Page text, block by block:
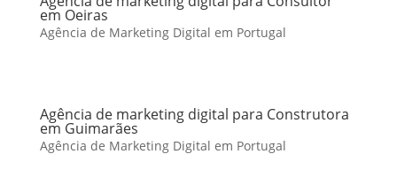
em Oeiras
Agência de Marketing Digital em Portugal
Agência de marketing digital para Construtora
em Guimarães
Agência de Marketing Digital em Portugal